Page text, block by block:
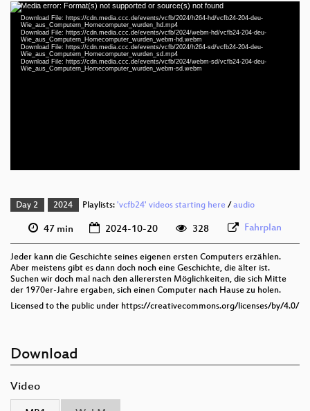
Video
Player
Media error: Format(s) not supported or source(s) not found
Download File: https://cdn.media.ccc.de/events/vcfb/2024/h264-hd/vcfb24-204-deu-
Wie_aus_Computern_Homecomputer_wurden_hd.mp4
Download File: https://cdn.media.ccc.de/events/vcfb/2024/webm-hd/vcfb24-204-deu-
Wie_aus_Computern_Homecomputer_wurden_webm-hd.webm
Download File: https://cdn.media.ccc.de/events/vcfb/2024/h264-sd/vcfb24-204-deu-
Wie_aus_Computern_Homecomputer_wurden_sd.mp4
Download File: https://cdn.media.ccc.de/events/vcfb/2024/webm-sd/vcfb24-204-deu-
Wie_aus_Computern_Homecomputer_wurden_webm-sd.webmdeu 1080p (mp4)
Day 2 2024 Playlists: 'vcfb24' videos starting here/ audio
47 min 2024-10-20 328 Fahrplan
Jeder kann die Geschichte seines eigenen ersten Computers erzählen.
Aber meistens gibt es dann doch noch eine Geschichte, die älter ist.
Suchen wir doch mal nach den allerersten Möglichkeiten, die sich Mitte
der 1970er-Jahre ergaben, sich einen Computer nach Hause zu holen.
Licensed to the public under https://creativecommons.org/licenses/by/4.0/
Download
Video